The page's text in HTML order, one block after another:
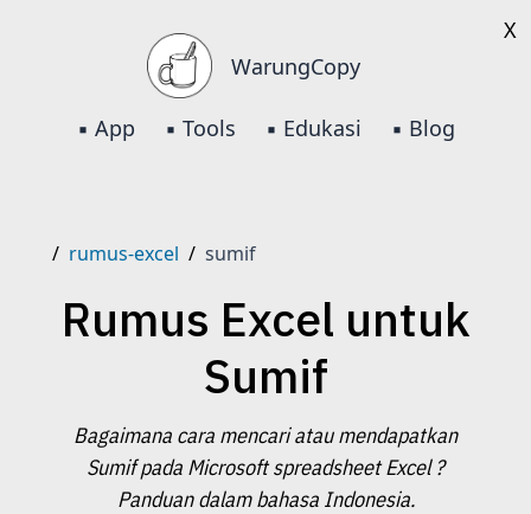
WarungCopy
▪️ App ▪️ Tools ▪️ Edukasi ▪️ Blog
/ rumus-excel / sumif
Rumus Excel untuk
Sumif
Bagaimana cara mencari atau mendapatkan
Sumif pada Microsoft spreadsheet Excel ?
Panduan dalam bahasa Indonesia.
X